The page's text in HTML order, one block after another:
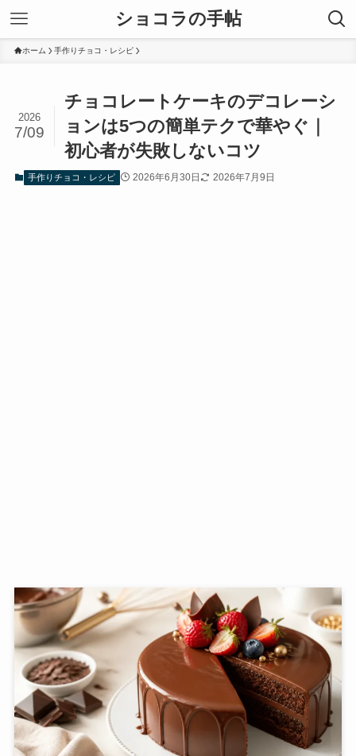
ショコラの手帖
ホーム 手作りチョコ・レシピ
チョコレートケーキのデコレーシ
ョンは5つの簡単テクで華やぐ｜
初心者が失敗しないコツ
2026
7/09
手作りチョコ・レシピ 2026年6月30日 2026年7月9日